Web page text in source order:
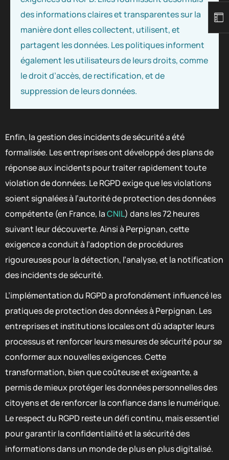
des informations claires et transparentes sur la
manière dont elles collectent, utilisent, et
partagent les données. Les politiques informent
également les utilisateurs de leurs droits, comme
le droit d’accès, de rectification, et de
suppression de leurs données.
Enfin, la gestion des incidents de sécurité a été
formalisée. Les entreprises ont développé des plans de
réponse aux incidents pour traiter rapidement toute
violation de données. Le RGPD exige que les violations
soient signalées à l’autorité de protection des données
compétente (en France, laCNIL) dans les 72 heures
suivant leur découverte. Ainsi à Perpignan, cette
exigence a conduit à l’adoption de procédures
rigoureuses pour la détection, l’analyse, et la notification
des incidents de sécurité.
L’implémentation du RGPD a profondément influencé les
pratiques de protection des données à Perpignan. Les
entreprises et institutions locales ont dû adapter leurs
processus et renforcer leurs mesures de sécurité pour se
conformer aux nouvelles exigences. Cette
transformation, bien que coûteuse et exigeante, a
permis de mieux protéger les données personnelles des
citoyens et de renforcer la confiance dans le numérique.
Le respect du RGPD reste un défi continu, mais essentiel
pour garantir la confidentialité et la sécurité des
informations dans un monde de plus en plus digitalisé.